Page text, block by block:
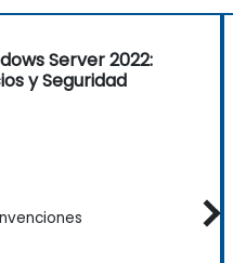
Server 2022:
y Seguridad